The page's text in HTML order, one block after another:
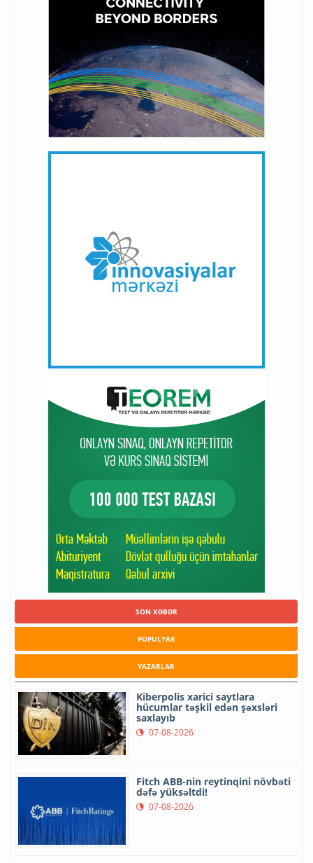
SON XƏBƏR
POPULYAR
YAZARLAR
Kiberpolis xarici saytlara
hücumlar təşkil edən şəxsləri
saxlayıb
07-08-2026
Fitch ABB-nin reytinqini növbəti
dəfə yüksəltdi!
07-08-2026